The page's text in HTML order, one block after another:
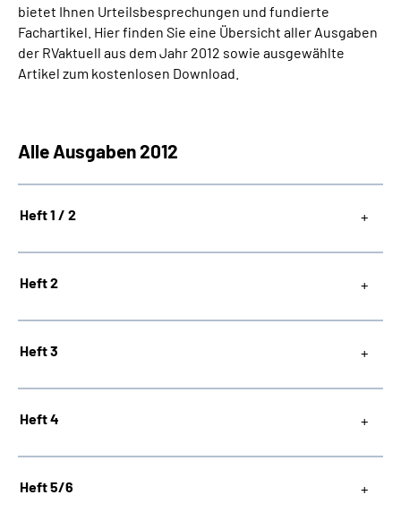
Suche
Language
Leichte Sprache
bietet Ihnen Urteilsbesprechungen und fundierte
Fachartikel. Hier finden Sie eine Übersicht aller Ausgaben
der RVaktuell aus dem Jahr 2012 sowie ausgewählte
Artikel zum kostenlosen Download.
Alle Ausgaben 2012
Heft 1 / 2
Heft 2
Heft 3
Heft 4
Heft 5/6